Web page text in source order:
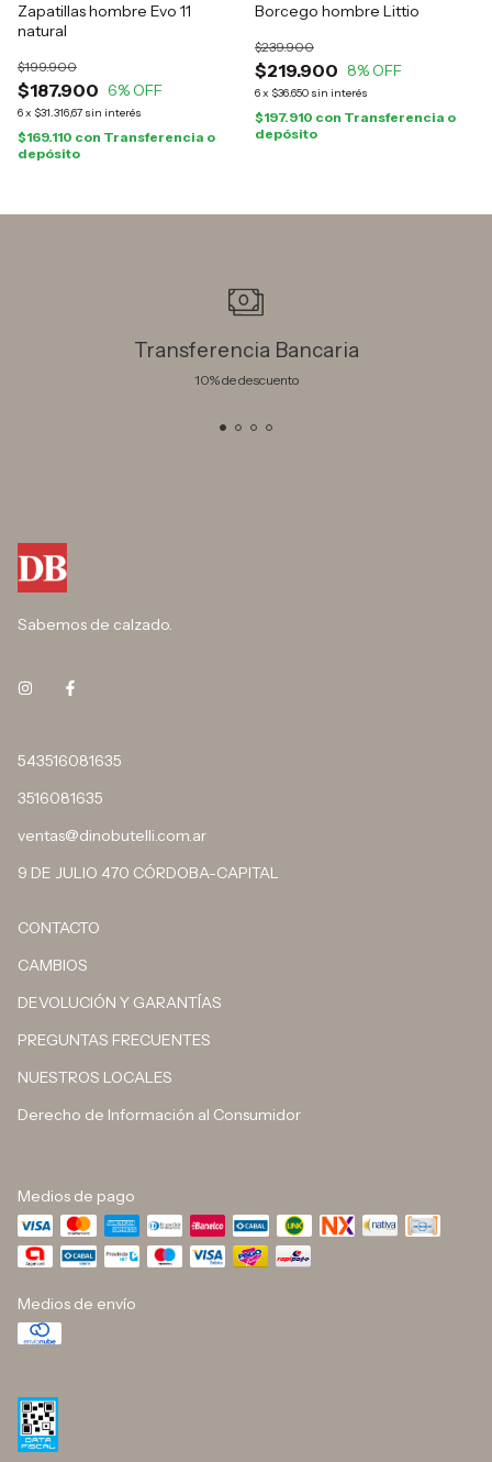
Zapatillas hombre Evo 11
natural
$187.900
$199.900
6% OFF
6x $31.316,67 sin interés
$169.110 con Transferencia o
depósito
Borcego hombre Littio
$219.900
$239.900
8% OFF
6x $36.650 sin interés
$197.910 con Transferencia o
depósito
Transferencia Bancaria
10% de descuento
Sabemos de calzado.
543516081635
3516081635
ventas@dinobutelli.com.ar
9 DE JULIO 470 CÓRDOBA-CAPITAL
CONTACTO
CAMBIOS
DEVOLUCIÓN Y GARANTÍAS
PREGUNTAS FRECUENTES
NUESTROS LOCALES
Derecho de Información al Consumidor
Medios de pago
Medios de envío